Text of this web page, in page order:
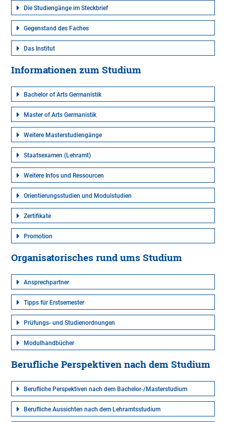
Die Studiengänge im Steckbrief
Gegenstand des Faches
Das Institut
Informationen zum Studium
Bachelor of Arts Germanistik
Master of Arts Germanistik
Weitere Masterstudiengänge
Staatsexamen (Lehramt)
Weitere Infos und Ressourcen
Orientierungsstudien und Modulstudien
Zertifikate
Promotion
Organisatorisches rund ums Studium
Ansprechpartner
Tipps für Erstsemester
Prüfungs- und Studienordnungen
Modulhandbücher
Berufliche Perspektiven nach dem Studium
Berufliche Perspektiven nach dem Bachelor-/Masterstudium
Berufliche Aussichten nach dem Lehramtsstudium